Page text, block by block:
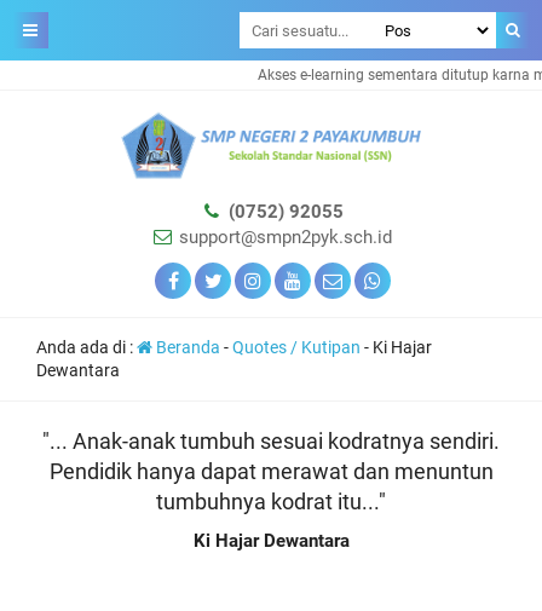
Akses e-learning sementara ditutup karna
(0752) 92055
support@smpn2pyk.sch.id
Anda ada di : Beranda -Quotes / Kutipan - Ki Hajar
Dewantara
"... Anak-anak tumbuh sesuai kodratnya sendiri.
Pendidik hanya dapat merawat dan menuntun
tumbuhnya kodrat itu..."
Ki Hajar Dewantara